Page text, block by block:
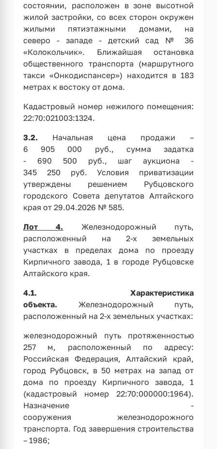
состоянии, расположен в зоне высотной
жилой застройки, со всех сторон окружен
жилыми пятиэтажными домами, на
северо - западе - детский сад № 36
«Колокольчик». Ближайшая остановка
общественного транспорта (маршрутного
такси «Онкодиспансер») находится в 183
метрах к востоку от дома.
Кадастровый номер нежилого помещения:
22:70:021003:1324.
3.2. Начальная цена продажи –
6 905 000 руб., сумма задатка
- 690 500 руб., шаг аукциона -
345 250 руб. Условия приватизации
утверждены решением Рубцовского
городского Совета депутатов Алтайского
края от 29.04.2026 № 585.
Лот 4.
Железнодорожный путь,
расположенный на 2-х земельных
участках
в пределах дома по проезду
Кирпичного завода, 1 в городе Рубцовске
Алтайского края.
4.1.
Характеристика
объекта. Железнодорожный путь,
расположенный на 2-х земельных участках:
железнодорожный путь протяженностью
257 м, расположенный по адресу:
Российская Федерация, Алтайский край,
город Рубцовск, в 50 метрах на запад от
дома по проезду Кирпичного завода, 1
(кадастровый номер 22:70:000000:1964).
Назначение -
сооружения железнодорожного
транспорта. Год завершения строительства
– 1986;